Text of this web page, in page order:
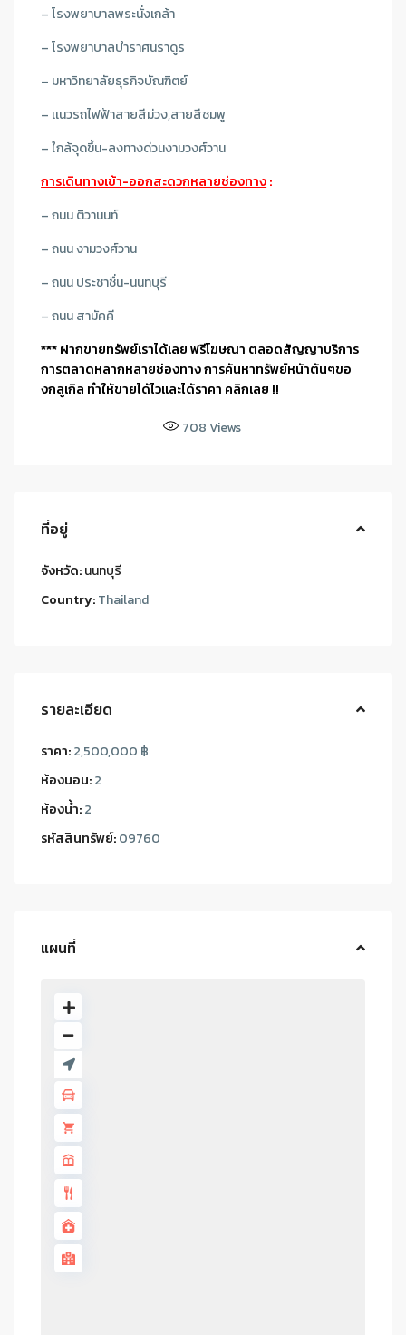
– โรงพยาบาลพระนั่งเกล้า
– โรงพยาบาลบำราศนราดูร
– มหาวิทยาลัยธุรกิจบัณฑิตย์
– เเนวรถไฟฟ้าสายสีม่วง,สายสีชมพู
– ใกล้จุดขึ้น-ลงทางด่วนงามวงศ์วาน
การเดินทางเข้า-ออกสะดวกหลายช่องทาง:
– ถนน ติวานนท์
– ถนน งามวงศ์วาน
– ถนน ประชาชื่น-นนทบุรี
– ถนน สามัคคี
*** ฝากขายทรัพย์เราได้เลย ฟรีโฆษณา ตลอดสัญญาบริการ
การตลาดหลากหลายช่องทาง การค้นหาทรัพย์หน้าต้นๆขอ
งกลูเกิล ทำให้ขายได้ไวและได้ราคา คลิกเลย !!
708Views
ที่อยู่
จังหวัด:นนทบุรี
Country:Thailand
รายละเอียด
ราคา:2,500,000 ฿
ห้องนอน:2
ห้องน้ำ:2
รหัสสินทรัพย์:09760
แผนที่